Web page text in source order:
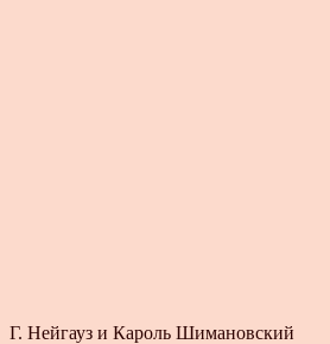
Г. Нейгауз и Кароль Шимановский